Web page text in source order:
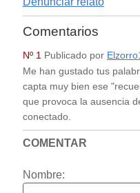
Comentarios
Nº 1 Publicado por
Me han gustado tus
capta muy bien ese
que provoca la ausencia
conectado.
COMENTAR
Nombre: